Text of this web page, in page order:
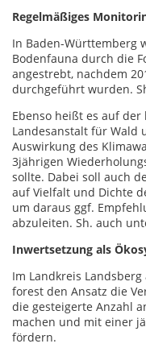
Regelmäßiges
In Baden-Württemberg
Bodenfauna durch die
angestrebt, nachdem
durchgeführt wurden.
Ebenso heißt es auf
Landesanstalt für Wald
Auswirkung des
3jährigen
sollte. Dabei soll auch
auf Vielfalt und Dichte
um daraus ggf.
abzuleiten. Sh. auch
Inwertsetzung als
Im Landkreis
forest den Ansatz die
die gesteigerte Anzahl
machen und mit einer
fördern.